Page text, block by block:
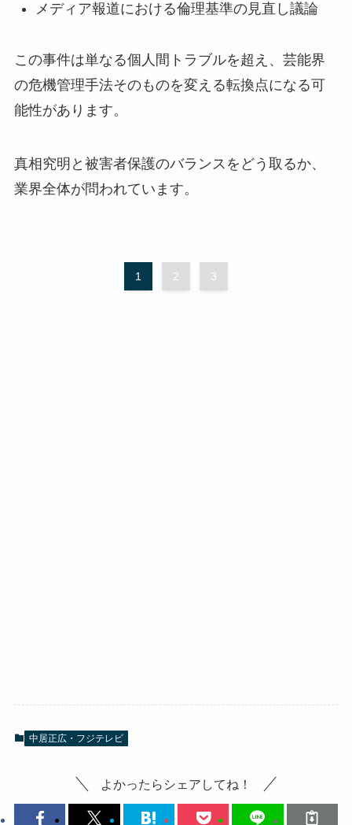
メディア報道における倫理基準の見直し議論
この事件は単なる個人間トラブルを超え、芸能界
の危機管理手法そのものを変える転換点になる可
能性があります。
真相究明と被害者保護のバランスをどう取るか、
業界全体が問われています。
1 2 3
中居正広・フジテレビ
よかったらシェアしてね！